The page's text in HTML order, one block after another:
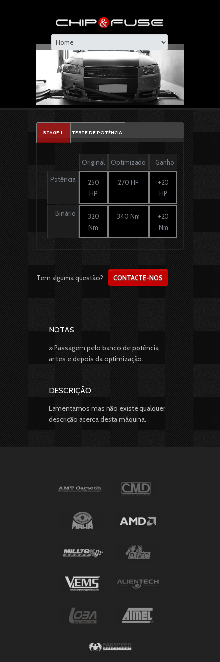
STAGE 1 TESTE DE POTÊNCIA
Original Optimizado Ganho
Potência
250
HP
270 HP
+20
HP
Binário
320
Nm
340 Nm
+20
Nm
Tem alguma questão? CONTACTE-NOS
NOTAS
» Passagem pelo banco de potência
antes e depois da optimização.
DESCRIÇÃO
Lamentamos mas não existe qualquer
descrição acerca desta máquina.